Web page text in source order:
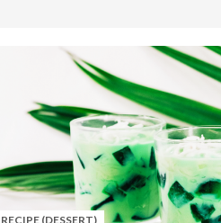
RECIPE (DESSERT)